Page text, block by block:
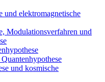
und elektromagnetische
Modulationsverfahren und
und kosmische